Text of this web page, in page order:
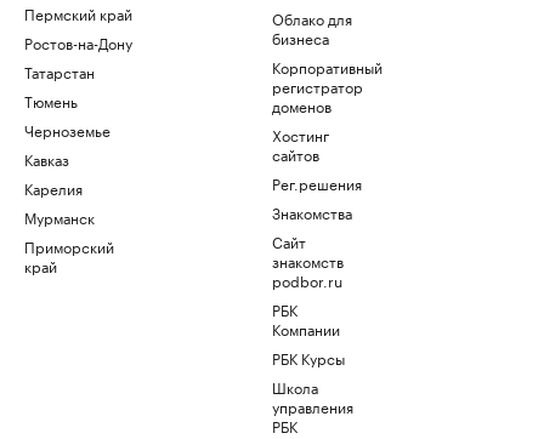
Пермский край
Ростов-на-Дону
Татарстан
Тюмень
Черноземье
Кавказ
Карелия
Мурманск
Приморский
край
Облако для
бизнеса
Корпоративный
регистратор
доменов
Хостинг
сайтов
Рег.решения
Знакомства
Сайт
знакомств
podbor.ru
РБК
Компании
РБК Курсы
Школа
управления
РБК